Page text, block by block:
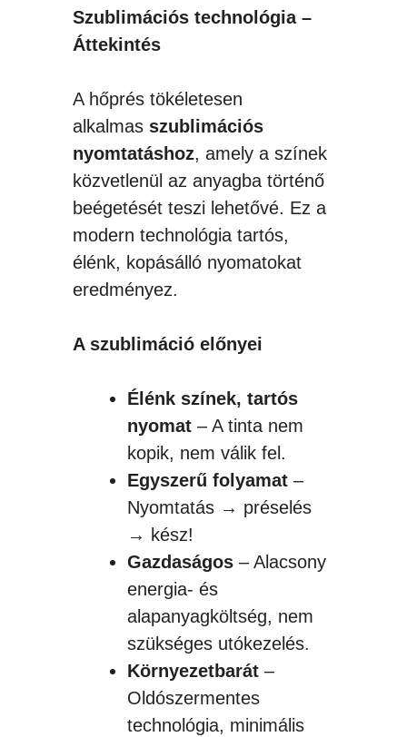
Szublimációs technológia –
Áttekintés
A hőprés tökéletesen
alkalmas szublimációs
nyomtatáshoz, amely a színek
közvetlenül az anyagba történő
beégetését teszi lehetővé. Ez a
modern technológia tartós,
élénk, kopásálló nyomatokat
eredményez.
A szublimáció előnyei
Élénk színek, tartós
nyomat – A tinta nem
kopik, nem válik fel.
Egyszerű folyamat –
Nyomtatás → préselés
→ kész!
Gazdaságos – Alacsony
energia- és
alapanyagköltség, nem
szükséges utókezelés.
Környezetbarát –
Oldószermentes
technológia, minimális